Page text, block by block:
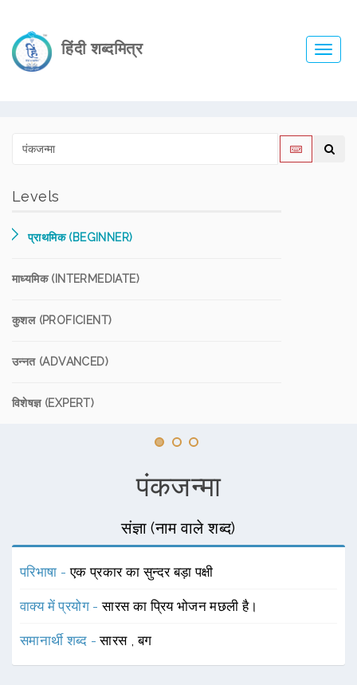
हिंदी शब्दमित्र
Levels
प्राथमिक (BEGINNER)
माध्यमिक (INTERMEDIATE)
कुशल (PROFICIENT)
उन्नत (ADVANCED)
विशेषज्ञ (EXPERT)
पंकजन्मा
संज्ञा (नाम वाले शब्द)
परिभाषा -एक प्रकार का सुन्दर बड़ा पक्षी
वाक्य में प्रयोग -सारस का प्रिय भोजन मछली है।
समानार्थी शब्द -सारस ,बग